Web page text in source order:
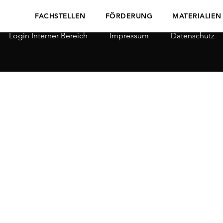
FACHSTELLEN FÖRDERUNG MATERIALIEN
Login Interner Bereich Impressum Datenschutz